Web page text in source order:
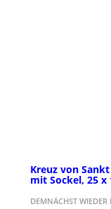
Kreuz von
mit Sockel, 25 x
DEMNÄCHST WIEDER